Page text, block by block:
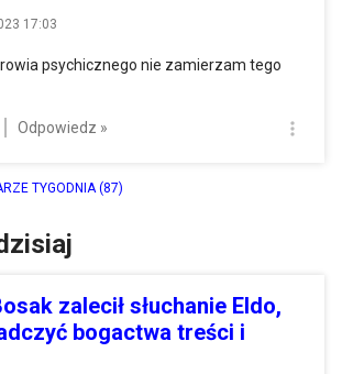
17:03
psychicznego nie zamierzam tego
Odpowiedz »
TYGODNIA(87)
zalecił słuchanie Eldo,
bogactwa treści i